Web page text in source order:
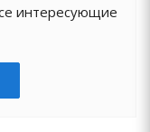
интересующие